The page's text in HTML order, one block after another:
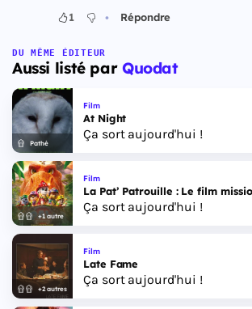
1
• Répondre
DU MÊME ÉDITEUR
Aussi listé par Quodat
Pathé
Film
At Night
Ça sort aujourd'hui !
+1 autre
Film
La Pat’ Patrouille : Le film
Ça sort aujourd'hui !
+2 autres
Film
Late Fame
Ça sort aujourd'hui !